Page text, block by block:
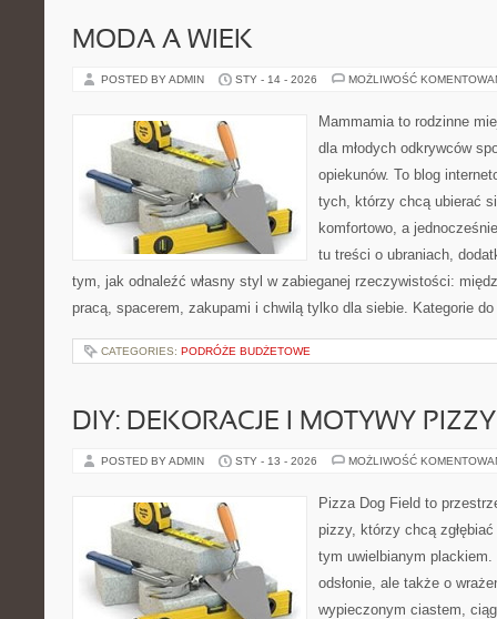
MODA A WIEK
POSTED BY ADMIN STY - 14 - 2026 MOŻLIWOŚĆ
Mammamia to rodzinne
dla młodych odkrywców
opiekunów. To blog
tych, którzy chcą ubierać
komfortowo, a
tu treści o ubraniach,
tym, jak odnaleźć własny styl w zabieganej rzeczywistości:
pracą, spacerem, zakupami i chwilą tylko dla siebie. Kategorie
CATEGORIES: PODRÓŻE BUDŻETOWE
DIY: DEKORACJE I MOTYWY PIZZY
POSTED BY ADMIN STY - 13 - 2026 MOŻLIWOŚĆ
Pizza Dog Field to
pizzy, którzy chcą
tym uwielbianym
odsłonie, ale także o
wypieczonym ciastem,